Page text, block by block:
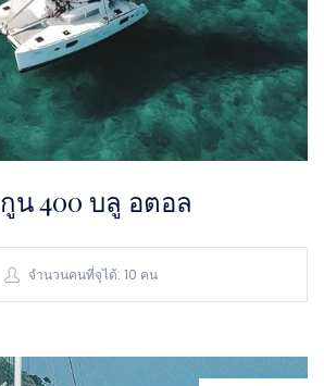
น 400 บลู อตอล
จำนวนคนที่จุได้: 10 คน